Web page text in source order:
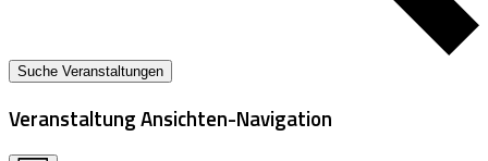
Suche Veranstaltungen
Veranstaltung Ansichten-Navigation